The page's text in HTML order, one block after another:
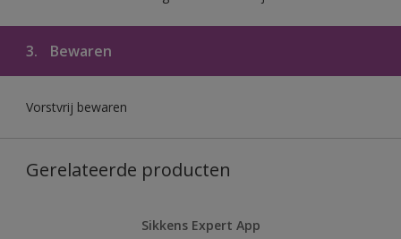
3. Bewaren
Vorstvrij bewaren
Gerelateerde producten
Sikkens Expert App